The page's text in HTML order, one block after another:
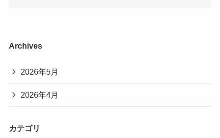
Archives
2026年5月
2026年4月
カテゴリ